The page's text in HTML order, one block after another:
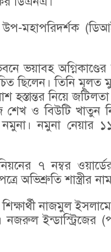
উপ-মহাপরিদর্শক
ভয়াবহ অগ্নিকাণ্ডের
ছিলেন। তিনি মূলত
হস্তান্তর নিয়ে
শেখ ও বিউটি খাতুন
নমুনা নেয়ার
৭ নম্বর
অভিশ্রুতি শাস্ত্রীর
নাজমুল
নজরুল